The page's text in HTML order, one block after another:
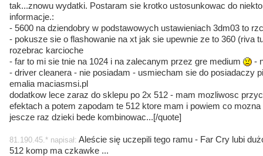
tak...znowu wydatki. Postaram sie krotko ustosunkowac do
informacje.:
- 5600 na dziendobry w podstawowych ustawieniach 3dm03 to
- pokusze sie o flashowanie na xt jak sie upewnie ze to 360 (riva
rozebrac karcioche
- far to mi sie tnie na 1024 i na zalecanym przez gre medium
-
- driver cleanera - nie posiadam - usmiecham sie do posiadaczy
emalia maciasmsi.pl
dodatkow lece zaraz do sklepu po 2x 512 - mam mozliwosc
efektach a potem zapodam te 512 ktore mam i powiem co mozna
jescze raz dzieki bede kombinowac...[/quote]
81.190.45.* napisał: Aleście się uczepili tego ramu - Far Cry lubi
512 komp ma czkawke ...